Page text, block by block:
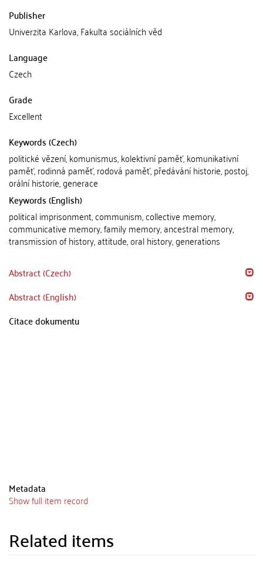
Publisher
Univerzita Karlova, Fakulta sociálních věd
Language
Czech
Grade
Excellent
Keywords (Czech)
politické vězení, komunismus, kolektivní paměť, komunikativní
paměť, rodinná paměť, rodová paměť, předávání historie, postoj,
orální historie, generace
Keywords (English)
political imprisonment, communism, collective memory,
communicative memory, family memory, ancestral memory,
transmission of history, attitude, oral history, generations
Abstract (Czech)
Abstract (English)
Citace dokumentu
Metadata
Show full item record
Related items